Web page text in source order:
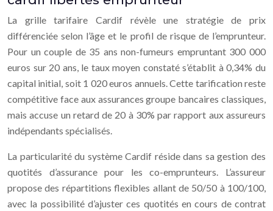
La grille tarifaire Cardif révèle une stratégie de prix
différenciée selon l’âge et le profil de risque de l’emprunteur.
Pour un couple de 35 ans non-fumeurs empruntant 300 000
euros sur 20 ans, le taux moyen constaté s’établit à 0,34% du
capital initial, soit 1 020 euros annuels. Cette tarification reste
compétitive face aux assurances groupe bancaires classiques,
mais accuse un retard de 20 à 30% par rapport aux assureurs
indépendants spécialisés.
La particularité du système Cardif réside dans sa gestion des
quotités d’assurance pour les co-emprunteurs. L’assureur
propose des répartitions flexibles allant de 50/50 à 100/100,
avec la possibilité d’ajuster ces quotités en cours de contrat